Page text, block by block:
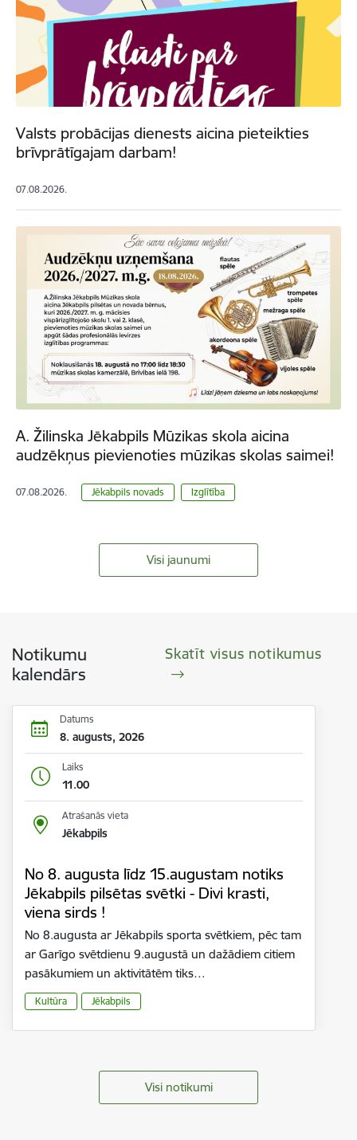
Valsts probācijas dienests aicina pieteikties
brīvprātīgajam darbam!
07.08.2026.
A. Žilinska Jēkabpils Mūzikas skola aicina
audzēkņus pievienoties mūzikas skolas saimei!
07.08.2026. Jēkabpils novads Izglītība
Visi jaunumi
Notikumu
kalendārs
Skatīt visus notikumus
Datums
8. augusts, 2026
Laiks
11.00
Atrašanās vieta
Jēkabpils
No 8. augusta līdz 15.augustam notiks
Jēkabpils pilsētas svētki - Divi krasti,
viena sirds !
No 8.augusta ar Jēkabpils sporta svētkiem, pēc tam
ar Garīgo svētdienu 9.augustā un dažādiem citiem
pasākumiem un aktivitātēm tiks…
Kultūra Jēkabpils
Visi notikumi